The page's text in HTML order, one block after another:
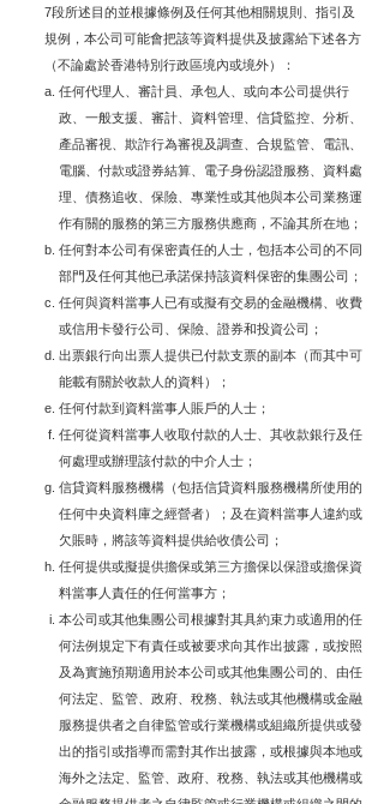
7段所述目的並根據條例及任何其他相關規則、指引及
規例，本公司可能會把該等資料提供及披露給下述各方
（不論處於香港特別行政區境內或境外）：
任何代理人、審計員、承包人、或向本公司提供行
政、一般支援、審計、資料管理、信貸監控、分析、
產品審視、欺詐行為審視及調查、合規監管、電訊、
電腦、付款或證券結算、電子身份認證服務、資料處
理、債務追收、保險、專業性或其他與本公司業務運
作有關的服務的第三方服務供應商，不論其所在地；
任何對本公司有保密責任的人士，包括本公司的不同
部門及任何其他已承諾保持該資料保密的集團公司；
任何與資料當事人已有或擬有交易的金融機構、收費
或信用卡發行公司、保險、證券和投資公司；
出票銀行向出票人提供已付款支票的副本（而其中可
能載有關於收款人的資料）；
任何付款到資料當事人賬戶的人士；
任何從資料當事人收取付款的人士、其收款銀行及任
何處理或辦理該付款的中介人士；
信貸資料服務機構（包括信貸資料服務機構所使用的
任何中央資料庫之經營者）；及在資料當事人違約或
欠賬時，將該等資料提供給收債公司；
任何提供或擬提供擔保或第三方擔保以保證或擔保資
料當事人責任的任何當事方；
本公司或其他集團公司根據對其具約束力或適用的任
何法例規定下有責任或被要求向其作出披露，或按照
及為實施預期適用於本公司或其他集團公司的、由任
何法定、監管、政府、稅務、執法或其他機構或金融
服務提供者之自律監管或行業機構或組織所提供或發
出的指引或指導而需對其作出披露，或根據與本地或
海外之法定、監管、政府、稅務、執法或其他機構或